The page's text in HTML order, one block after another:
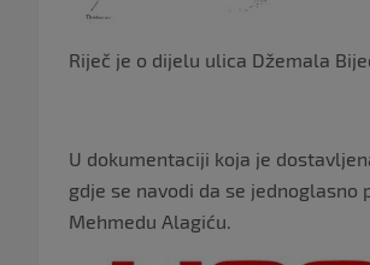
Riječ je o dijelu ulica Džemala
U dokumentaciji koja je
gdje se navodi da se
Mehmedu Alagiću.